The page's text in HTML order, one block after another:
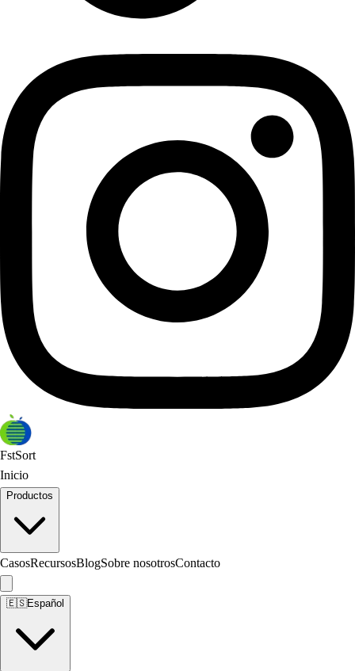
FstSort
Inicio
Productos
CasosRecursosBlogSobre nosotrosContacto
🇪🇸Español